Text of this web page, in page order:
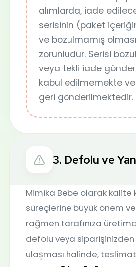
alımlarda, iade
serisinin (paket
ve bozulmamış olması
zorunludur. Serisi
veya tekli iade
kabul edilmemekte ve
geri gönderilmektedir.
3. Defolu ve
Mimika Bebe olarak kalite
süreçlerine büyük önem
rağmen tarafınıza
defolu veya siparişinizden
ulaşması halinde,